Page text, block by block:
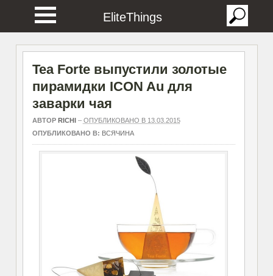
EliteThings
Tea Forte выпустили золотые
пирамидки ICON Au для
заварки чая
АВТОР RICHI– ОПУБЛИКОВАНО В 13.03.2015
ОПУБЛИКОВАНО В: ВСЯЧИНА